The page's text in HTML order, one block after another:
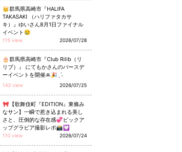
👑群馬県高崎市『HALIFA
TAKASAKI （ハリファタカサ
キ）』ゆいさん8月1日ファイナル
イベント😢
115 view 2026/07/28
🎂群馬県高崎市『Club Rilib（リ
リブ）』 にてもかさんのバースデ
ーイベントを開催ꔛ🎉ˎˊ˗
143 view 2026/07/25
🎀【歌舞伎町『EDITION』東條み
なサン】一瞬で惹き込まれる美し
さと、圧倒的な存在感💞ピックア
ップグラビア撮影レポ📸💟
110 view 2026/07/24